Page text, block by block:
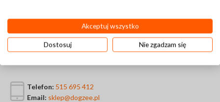
Telefon: 515 695 412
Email: sklep@dogzee.pl
Akceptuj wszystko
Dostosuj Nie zgadzam się